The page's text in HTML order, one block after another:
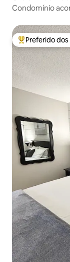
Condomínio
Entre os
Preferido